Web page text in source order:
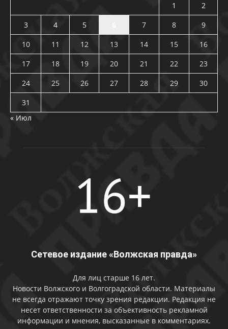
1
2
3
4 5 7 8
9
10
11 12 13 14 15
16
17
18 19 20 21 22
23
24
25 26 27 28 29
30
31
« Июл
Сетевое издание «Волжская правда»
Для лиц старше 16 лет.
Новости Волжского и Волгоградской области. Материалы
не всегда отражают точку зрения редакции. Редакция не
несет ответственности за объективность рекламной
информации и мнения, высказанные в комментариях.